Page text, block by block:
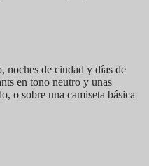
noches de ciudad y días de
en tono neutro y unas
o sobre una camiseta básica